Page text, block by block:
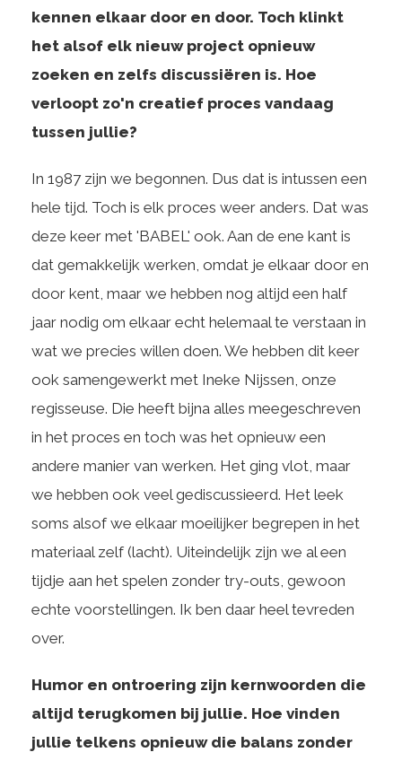
kennen elkaar door en door. Toch klinkt
het alsof elk nieuw project opnieuw
zoeken en zelfs discussiëren is. Hoe
verloopt zo'n creatief proces vandaag
tussen jullie?
In 1987 zijn we begonnen. Dus dat is intussen een
hele tijd. Toch is elk proces weer anders. Dat was
deze keer met 'BABEL' ook. Aan de ene kant is
dat gemakkelijk werken, omdat je elkaar door en
door kent, maar we hebben nog altijd een half
jaar nodig om elkaar echt helemaal te verstaan in
wat we precies willen doen. We hebben dit keer
ook samengewerkt met Ineke Nijssen, onze
regisseuse. Die heeft bijna alles meegeschreven
in het proces en toch was het opnieuw een
andere manier van werken. Het ging vlot, maar
we hebben ook veel gediscussieerd. Het leek
soms alsof we elkaar moeilijker begrepen in het
materiaal zelf (lacht). Uiteindelijk zijn we al een
tijdje aan het spelen zonder try-outs, gewoon
echte voorstellingen. Ik ben daar heel tevreden
over.
Humor en ontroering zijn kernwoorden die
altijd terugkomen bij jullie. Hoe vinden
jullie telkens opnieuw die balans zonder